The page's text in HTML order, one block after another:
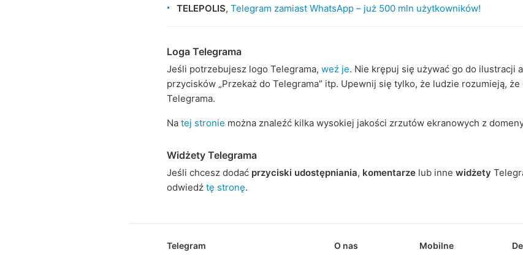
TELEPOLIS, Telegram zamiast WhatsApp – już 500 mln użytkowników!
Loga Telegrama
Jeśli potrzebujesz logo Telegrama, weź je. Nie krępuj się używać go do ilustracji
przycisków „Przekaż do Telegrama” itp. Upewnij się tylko, że ludzie rozumieją,
Telegrama.
Na tej stronie można znaleźć kilka wysokiej jakości zrzutów ekranowych z
Widżety Telegrama
Jeśli chcesz dodać przyciski udostępniania, komentarze lub inne widżety
odwiedź tę stronę.
Telegram O nas Mobilne